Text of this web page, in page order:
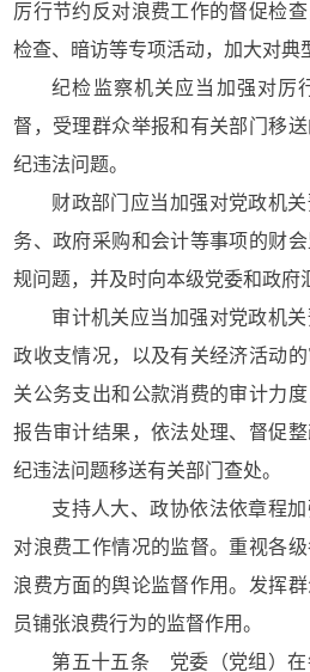
厉行节约反对浪费工作的督促检
检查、暗访等专项活动，加大对典
纪检监察机关应当加强对厉
督，受理群众举报和有关部门移
纪违法问题。
财政部门应当加强对党政机
务、政府采购和会计等事项的财
规问题，并及时向本级党委和政府
审计机关应当加强对党政机
政收支情况，以及有关经济活动
关公务支出和公款消费的审计力
报告审计结果，依法处理、督促
纪违法问题移送有关部门查处。
支持人大、政协依法依章程
对浪费工作情况的监督。重视各
浪费方面的舆论监督作用。发挥
员铺张浪费行为的监督作用。
第五十五条 党委（党组）在